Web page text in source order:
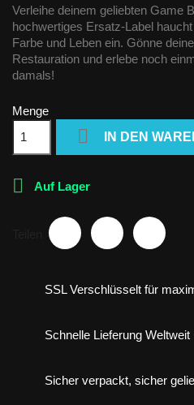
Verleihe deinem geliebten Game
hochwertiges Ersatz-Label
Farbe und Leben ein. Gönne
Restauration und erlebe noch
damals!
Menge
 IN DEN
 Auf Lager
SSL Verschlüsselt für
Schnelle Lieferung Weltweit
Sicher verpackt, sicher